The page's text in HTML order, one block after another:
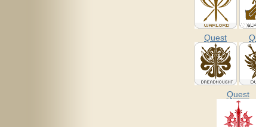
Quest
Quest